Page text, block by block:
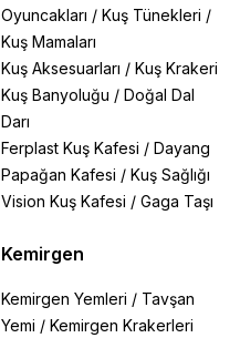
Oyuncakları / Kuş Tünekleri /
Kuş Mamaları
Kuş Aksesuarları / Kuş Krakeri
Kuş Banyoluğu / Doğal Dal
Darı
Ferplast Kuş Kafesi / Dayang
Papağan Kafesi / Kuş Sağlığı
Vision Kuş Kafesi / Gaga Taşı
Kemirgen
Kemirgen Yemleri / Tavşan
Yemi / Kemirgen Krakerleri